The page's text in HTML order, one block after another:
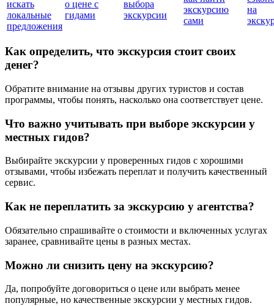
искать
локальные
предложения
о цене с
гидами
выбора
экскурсии
экскурсию
сами
на
Как определить, что экскурсия стоит своих
денег?
Обратите внимание на отзывы других туристов и состав
программы, чтобы понять, насколько она соответствует цене.
Что важно учитывать при выборе экскурсии у
местных гидов?
Выбирайте экскурсии у проверенных гидов с хорошими
отзывами, чтобы избежать переплат и получить качественный
сервис.
Как не переплатить за экскурсию у агентства?
Обязательно спрашивайте о стоимости и включенных услугах
заранее, сравнивайте цены в разных местах.
Можно ли снизить цену на экскурсию?
Да, попробуйте договориться о цене или выбрать менее
популярные, но качественные экскурсии у местных гидов.